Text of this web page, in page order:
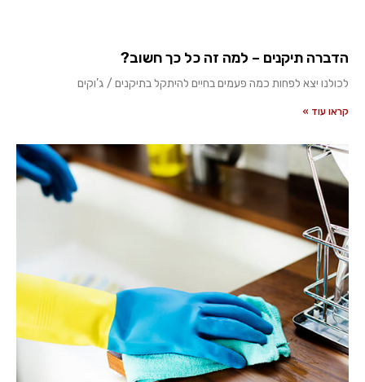
הדברה תיקנים – למה זה כל כך חשוב?
לכולנו יצא לפחות כמה פעמים בחיים להיתקל בתיקנים / ג’וקים
קראו עוד »